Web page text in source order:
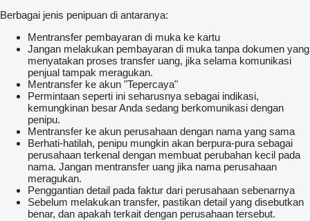
Berbagai jenis penipuan di antaranya:
Mentransfer pembayaran di muka ke kartu
Jangan melakukan pembayaran di muka tanpa dokumen yang
menyatakan proses transfer uang, jika selama komunikasi
penjual tampak meragukan.
Mentransfer ke akun "Tepercaya"
Permintaan seperti ini seharusnya sebagai indikasi,
kemungkinan besar Anda sedang berkomunikasi dengan
penipu.
Mentransfer ke akun perusahaan dengan nama yang sama
Berhati-hatilah, penipu mungkin akan berpura-pura sebagai
perusahaan terkenal dengan membuat perubahan kecil pada
nama. Jangan mentransfer uang jika nama perusahaan
meragukan.
Penggantian detail pada faktur dari perusahaan sebenarnya
Sebelum melakukan transfer, pastikan detail yang disebutkan
benar, dan apakah terkait dengan perusahaan tersebut.